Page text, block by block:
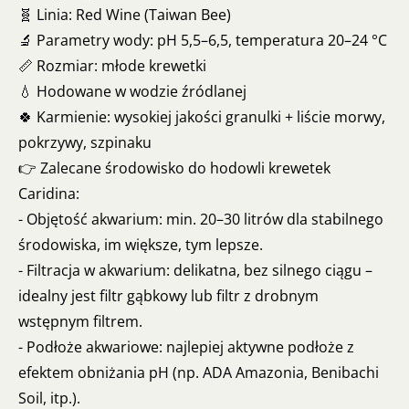
🧬 Linia: Red Wine (Taiwan Bee)
🔬 Parametry wody: pH 5,5–6,5, temperatura 20–24 °C
📏 Rozmiar: młode krewetki
💧 Hodowane w wodzie źródlanej
🍀 Karmienie: wysokiej jakości granulki + liście morwy,
pokrzywy, szpinaku
👉 Zalecane środowisko do hodowli krewetek
Caridina:
- Objętość akwarium: min. 20–30 litrów dla stabilnego
środowiska, im większe, tym lepsze.
- Filtracja w akwarium: delikatna, bez silnego ciągu –
idealny jest filtr gąbkowy lub filtr z drobnym
wstępnym filtrem.
- Podłoże akwariowe: najlepiej aktywne podłoże z
efektem obniżania pH (np. ADA Amazonia, Benibachi
Soil, itp.).